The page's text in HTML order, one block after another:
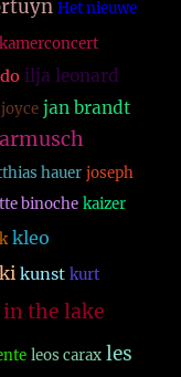
Het nieuwe
ilja leonard
jan brandt
hauer joseph
binoche kaizer
kleo
kunst kurt
the lake
leos carax les